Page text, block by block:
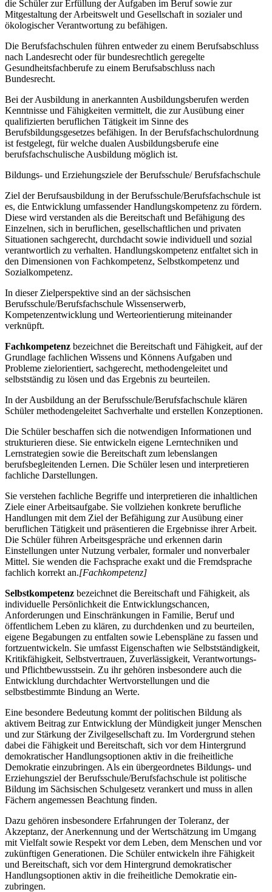
die Schüler zur Erfüllung der Aufgaben im Beruf sowie zur
Mitgestaltung der Arbeitswelt und Gesellschaft in sozialer und
ökologischer Verantwortung zu befähigen.
Die Berufsfachschulen führen entweder zu einem Berufsabschluss
nach Landesrecht oder für bundesrechtlich geregelte
Gesundheitsfachberufe zu einem Berufsabschluss nach
Bundesrecht.
Bei der Ausbildung in anerkannten Ausbildungsberufen werden
Kenntnisse und Fähigkeiten vermittelt, die zur Ausübung einer
qualifizierten beruflichen Tätigkeit im Sinne des
Berufsbildungsgesetzes befähigen. In der Berufsfachschulordnung
ist festgelegt, für welche dualen Ausbildungsberufe eine
berufsfachschulische Ausbildung möglich ist.
Bildungs- und Erziehungsziele der Berufsschule/ Berufsfachschule
Ziel der Berufsausbildung in der Berufsschule/Berufsfachschule ist
es, die Entwicklung umfassender Handlungskompetenz zu fördern.
Diese wird verstanden als die Bereitschaft und Befähigung des
Einzelnen, sich in beruflichen, gesellschaftlichen und privaten
Situationen sachgerecht, durchdacht sowie individuell und sozial
verantwortlich zu verhalten. Handlungskompetenz entfaltet sich in
den Dimensionen von Fachkompetenz, Selbstkompetenz und
Sozialkompetenz.
In dieser Zielperspektive sind an der sächsischen
Berufsschule/Berufsfachschule Wissenserwerb,
Kompetenzentwicklung und Werteorientierung miteinander
verknüpft.
Fachkompetenz bezeichnet die Bereitschaft und Fähigkeit, auf der
Grundlage fachlichen Wissens und Könnens Aufgaben und
Probleme zielorientiert, sachgerecht, methodengeleitet und
selbstständig zu lösen und das Ergebnis zu beurteilen.
In der Ausbildung an der Berufsschule/Berufsfachschule klären
Schüler methodengeleitet Sachverhalte und erstellen Konzeptionen.
Die Schüler beschaffen sich die notwendigen Informationen und
strukturieren diese. Sie entwickeln eigene Lerntechniken und
Lernstrategien sowie die Bereitschaft zum lebenslangen
berufsbegleitenden Lernen. Die Schüler lesen und interpretieren
fachliche Darstellungen.
Sie verstehen fachliche Begriffe und interpretieren die inhaltlichen
Ziele einer Arbeitsaufgabe. Sie vollziehen konkrete berufliche
Handlungen mit dem Ziel der Befähigung zur Ausübung einer
beruflichen Tätigkeit und präsentieren die Ergebnisse ihrer Arbeit.
Die Schüler führen Arbeitsgespräche und erkennen darin
Einstellungen unter Nutzung verbaler, formaler und nonverbaler
Mittel. Sie wenden die Fachsprache exakt und die Fremdsprache
fachlich korrekt an.[Fachkompetenz]
Selbstkompetenz bezeichnet die Bereitschaft und Fähigkeit, als
individuelle Persönlichkeit die Entwicklungschancen,
Anforderungen und Einschränkungen in Familie, Beruf und
öffentlichem Leben zu klären, zu durchdenken und zu beurteilen,
eigene Begabungen zu entfalten sowie Lebenspläne zu fassen und
fortzuentwickeln. Sie umfasst Eigenschaften wie Selbstständigkeit,
Kritikfähigkeit, Selbstvertrauen, Zuverlässigkeit, Verantwortungs-
und Pflichtbewusstsein. Zu ihr gehören insbesondere auch die
Entwicklung durchdachter Wertvorstellungen und die
selbstbestimmte Bindung an Werte.
Eine besondere Bedeutung kommt der politischen Bildung als
aktivem Beitrag zur Entwicklung der Mündigkeit junger Menschen
und zur Stärkung der Zivilgesellschaft zu. Im Vordergrund stehen
dabei die Fähigkeit und Bereitschaft, sich vor dem Hintergrund
demokratischer Handlungsoptionen aktiv in die freiheitliche
Demokratie einzubringen. Als ein übergeordnetes Bildungs- und
Erziehungsziel der Berufsschule/Berufsfachschule ist politische
Bildung im Sächsischen Schulgesetz verankert und muss in allen
Fächern angemessen Beachtung finden.
Dazu gehören insbesondere Erfahrungen der Toleranz, der
Akzeptanz, der Anerkennung und der Wertschätzung im Umgang
mit Vielfalt sowie Respekt vor dem Leben, dem Menschen und vor
zukünftigen Generationen. Die Schüler entwickeln ihre Fähigkeit
und Bereitschaft, sich vor dem Hintergrund demokratischer
Handlungsoptionen aktiv in die freiheitliche Demokratie ein-
zubringen.